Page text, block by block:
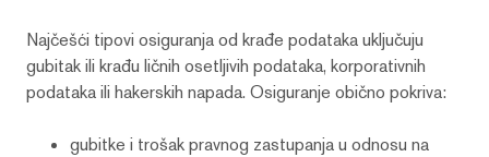
Najčešći tipovi osiguranja od krađe podataka uključuju
gubitak ili krađu ličnih osetljivih podataka, korporativnih
podataka ili hakerskih napada. Osiguranje obično pokriva:
gubitke i trošak pravnog zastupanja u odnosu na